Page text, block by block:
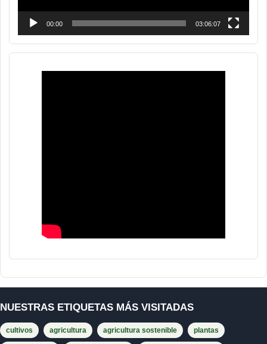
00:00 03:06:07
NUESTRAS ETIQUETAS MÁS VISITADAS
cultivos agricultura agricultura sostenible plantas